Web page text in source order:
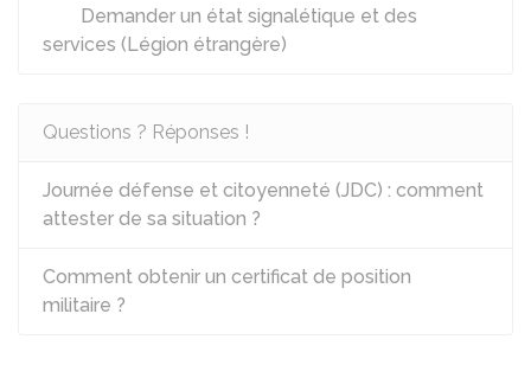
Demander un état signalétique et des
services (Légion étrangère)
Questions ? Réponses !
Journée défense et citoyenneté (JDC) : comment
attester de sa situation ?
Comment obtenir un certificat de position
militaire ?